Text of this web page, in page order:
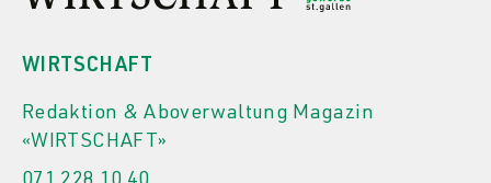
WIRTSCHAFT
Redaktion & Aboverwaltung Magazin
«WIRTSCHAFT»